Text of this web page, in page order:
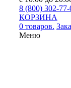
8 (800) 302-77-
КОРЗИНА
0 товаров.
Меню